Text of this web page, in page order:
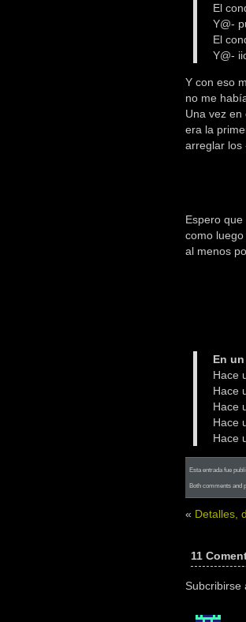
El
Y@-
El
Y@-
Y con eso
no me
Una vez
era la
arreglar los
Espero
como
al menos
En
Hace
Hace
Hace
Hace
Hace
Esta entrada fue
Both comments and
« Detalles,
11
Subcribirse